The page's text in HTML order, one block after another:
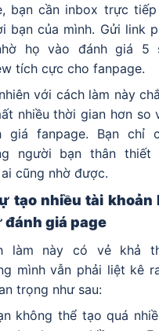
bạn cần inbox trực tiếp
bạn của mình. Gửi link
họ vào đánh giá 5
tích cực cho fanpage.
với cách làm này
nhiều thời gian hơn so
giá fanpage. Bạn chỉ
người bạn thân thiết
cũng nhờ được.
tạo nhiều tài khoản
đánh giá page
làm này có vẻ khả
mình vẫn phải liệt kê
trọng như sau:
không thể tạo quá